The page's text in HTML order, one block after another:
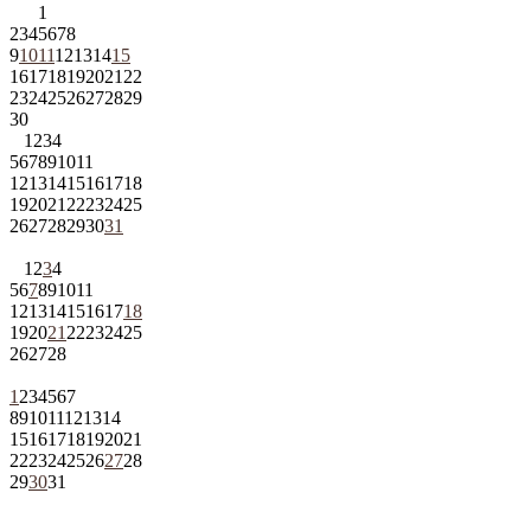
1
2345678
9101112131415
161718192021 22
23242526272829
30
1 234
567891011
12131415161718
192021 22232425
262728293031
1 234
567891011
12131415161718
192021 22232425
262728
1 234567
891011121314
15161718192021
22232425262728
293031